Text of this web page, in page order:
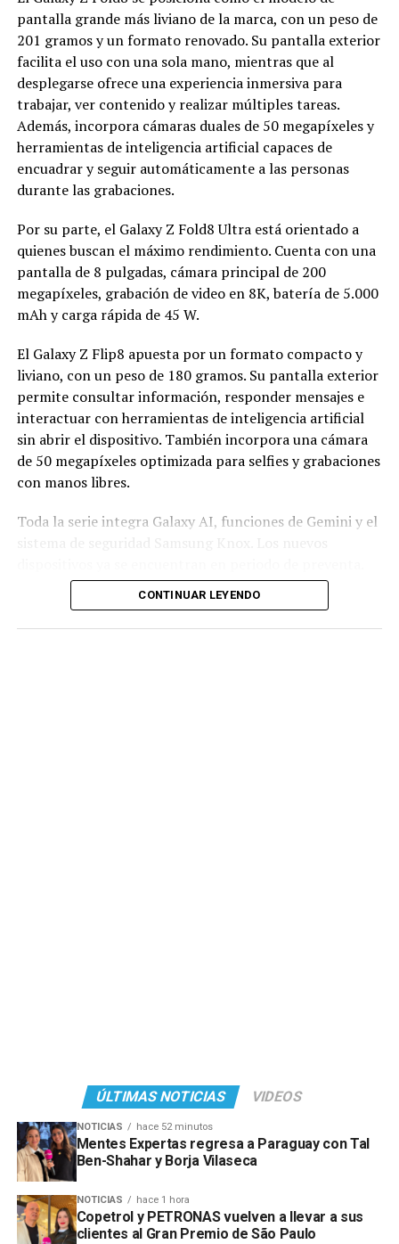
pantalla grande más liviano de la marca, con un peso de
201 gramos y un formato renovado. Su pantalla exterior
facilita el uso con una sola mano, mientras que al
desplegarse ofrece una experiencia inmersiva para
trabajar, ver contenido y realizar múltiples tareas.
Además, incorpora cámaras duales de 50 megapíxeles y
herramientas de inteligencia artificial capaces de
encuadrar y seguir automáticamente a las personas
durante las grabaciones.
Por su parte, el Galaxy Z Fold8 Ultra está orientado a
quienes buscan el máximo rendimiento. Cuenta con una
pantalla de 8 pulgadas, cámara principal de 200
megapíxeles, grabación de video en 8K, batería de 5.000
mAh y carga rápida de 45 W.
El Galaxy Z Flip8 apuesta por un formato compacto y
liviano, con un peso de 180 gramos. Su pantalla exterior
permite consultar información, responder mensajes e
interactuar con herramientas de inteligencia artificial
sin abrir el dispositivo. También incorpora una cámara
de 50 megapíxeles optimizada para selfies y grabaciones
con manos libres.
Toda la serie integra Galaxy AI, funciones de Gemini y el
CONTINUAR LEYENDO
ÚLTIMAS NOTICIAS VIDEOS
NOTICIAS hace 52 minutos
Mentes Expertas regresa a Paraguay con Tal
Ben-Shahar y Borja Vilaseca
NOTICIAS hace 1 hora
Copetrol y PETRONAS vuelven a llevar a sus
clientes al Gran Premio de São Paulo